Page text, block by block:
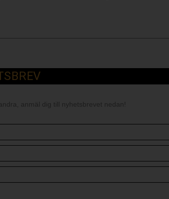
anmäl dig till nyhetsbrevet nedan!